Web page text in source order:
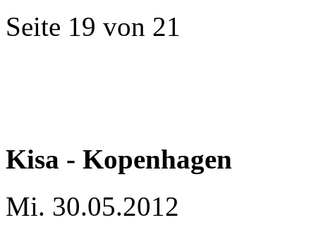
Seite 19 von 21
Kisa - Kopenhagen
Mi. 30.05.2012